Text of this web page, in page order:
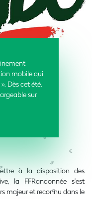
mobile qui
Dès cet été,
sur
à la disposition des
la FFRandonnée s’est
majeur et reconnu dans le